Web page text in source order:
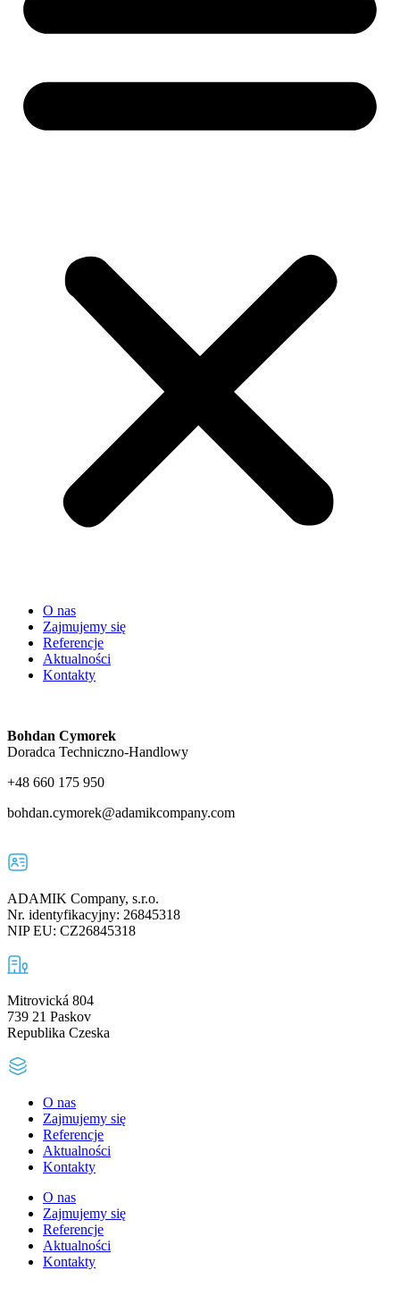
O nas
Zajmujemy się
Referencje
Aktualności
Kontakty
Bohdan Cymorek
Doradca Techniczno-Handlowy
+48 660 175 950
bohdan.cymorek@adamikcompany.com
ADAMIK Company, s.r.o.
Nr. identyfikacyjny: 26845318
NIP EU: CZ26845318
Mitrovická 804
739 21 Paskov
Republika Czeska
O nas
Zajmujemy się
Referencje
Aktualności
Kontakty
O nas
Zajmujemy się
Referencje
Aktualności
Kontakty